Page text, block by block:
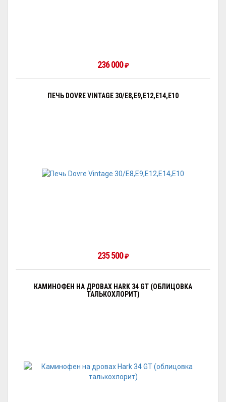
236 000₽
ПЕЧЬ DOVRE VINTAGE 30/E8,E9,E12,E14,E10
235 500₽
КАМИНОФЕН НА ДРОВАХ HARK 34 GT (ОБЛИЦОВКА
ТАЛЬКОХЛОРИТ)